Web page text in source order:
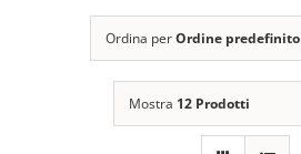
Ordina perOrdine predefinito
Mostra 12 Prodotti